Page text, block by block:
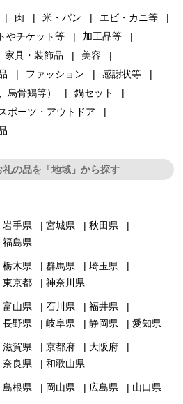
肉 米・パン
エビ・カニ等
やチケット等
加工品等
家具・装飾品
美容
ファッション
感謝状等
烏骨鶏等）
鍋セット
ポーツ・アウトドア
の品を「地域」から探す
岩手県 宮城県
秋田県
福島県
栃木県 群馬県
埼玉県
東京都 神奈川県
富山県 石川県
福井県
長野県 岐阜県 静岡県 愛知県
滋賀県 京都府
大阪府
奈良県 和歌山県
島根県 岡山県 広島県 山口県